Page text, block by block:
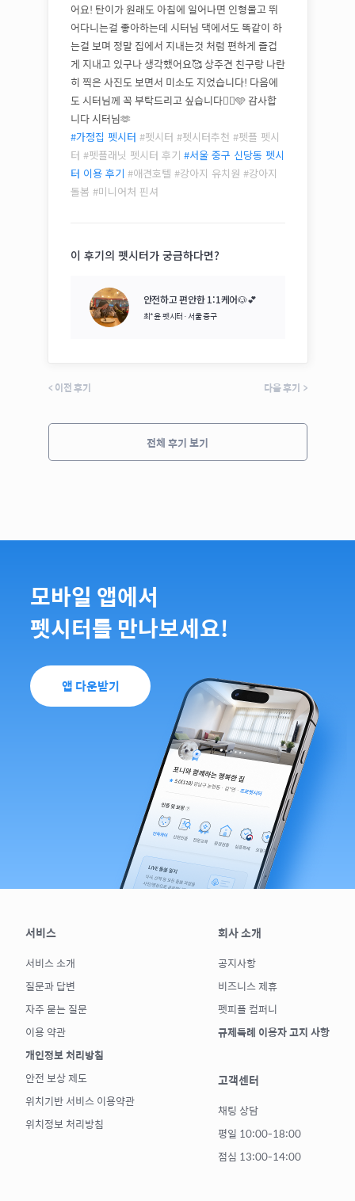
어요! 탄이가 원래도 아침에 일어나면 인형물고 뛰
어다니는걸 좋아하는데 시터님 댁에서도 똑같이 하
는걸 보며 정말 집에서 지내는것 처럼 편하게 즐겁
게 지내고 있구나 생각했어요🥰 상주견 친구랑 나란
히 찍은 사진도 보면서 미소도 지었습니다! 다음에
도 시터님께 꼭 부탁드리고 싶습니다🙇‍♀️🩵 감사합
니다 시터님🫶
#가정집 펫시터 #펫시터 #펫시터추천 #펫플 펫시
터 #펫플래닛 펫시터 후기 #서울 중구 신당동 펫시
터 이용 후기 #애견호텔 #강아지 유치원 #강아지
돌봄 #미니어처 핀셔
이 후기의 펫시터가 궁금하다면?
안전하고 편안한 1:1케어🐶💕
최*윤펫시터·서울 중구
< 이전 후기 다음 후기 >
전체 후기 보기
모바일 앱에서
펫시터를 만나보세요!
앱 다운받기
서비스
서비스 소개
질문과 답변
자주 묻는 질문
이용 약관
개인정보 처리방침
안전 보상 제도
위치기반 서비스 이용약관
위치정보 처리방침
회사 소개
공지사항
비즈니스 제휴
펫피플 컴퍼니
규제특례 이용자 고지 사항
고객센터
채팅 상담
평일 10:00-18:00
점심 13:00-14:00